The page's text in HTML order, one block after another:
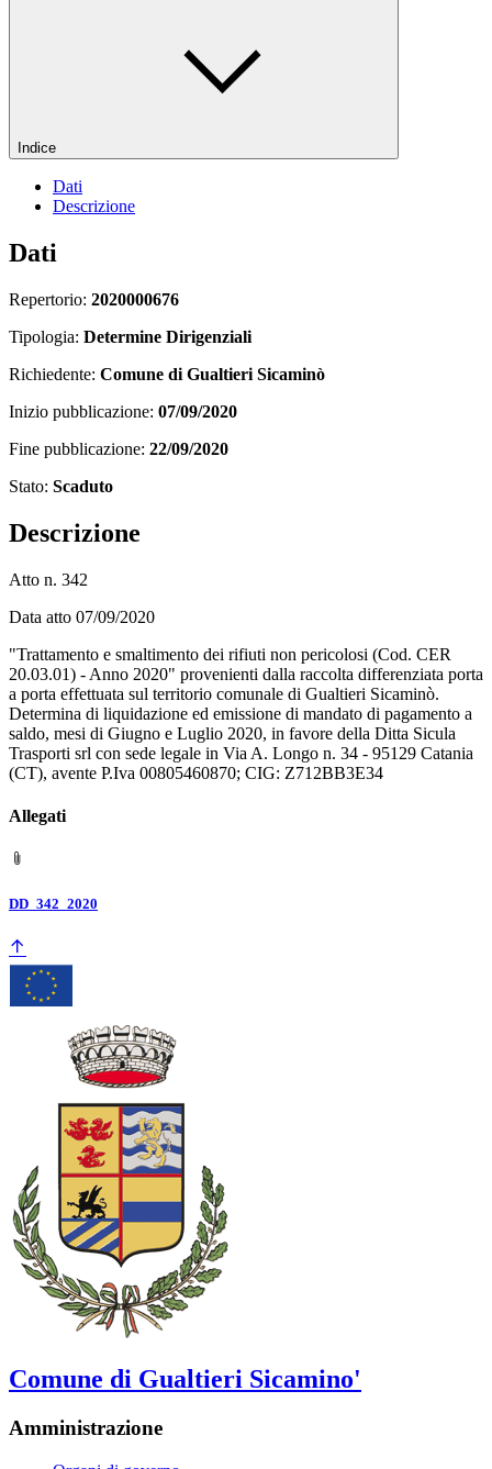
Indice
Dati
Descrizione
Dati
Repertorio: 2020000676
Tipologia: Determine Dirigenziali
Richiedente: Comune di Gualtieri Sicaminò
Inizio pubblicazione: 07/09/2020
Fine pubblicazione: 22/09/2020
Stato: Scaduto
Descrizione
Atto n. 342
Data atto 07/09/2020
"Trattamento e smaltimento dei rifiuti non pericolosi (Cod. CER
20.03.01) - Anno 2020" provenienti dalla raccolta differenziata porta
a porta effettuata sul territorio comunale di Gualtieri Sicaminò.
Determina di liquidazione ed emissione di mandato di pagamento a
saldo, mesi di Giugno e Luglio 2020, in favore della Ditta Sicula
Trasporti srl con sede legale in Via A. Longo n. 34 - 95129 Catania
(CT), avente P.Iva 00805460870; CIG: Z712BB3E34
Allegati
DD_342_2020
Comune di Gualtieri Sicamino'
Amministrazione